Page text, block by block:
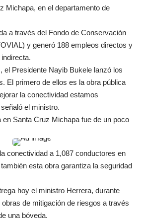
Michapa, en el departamento de
a través del Fondo de Conservación
y generó 188 empleos directos y
el Presidente Nayib Bukele lanzó los
El primero de ellos es la obra pública
la conectividad estamos
el ministro.
en Santa Cruz Michapa fue de un poco
conectividad a 1,087 conductores en
esta obra garantiza la seguridad
hoy el ministro Herrera, durante
de mitigación de riesgos a través
una bóveda.